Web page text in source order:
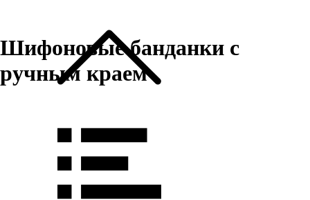
Шифоновые банданки с
ручным краем